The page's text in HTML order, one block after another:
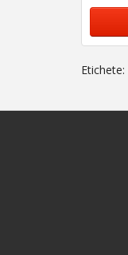
Etichete: